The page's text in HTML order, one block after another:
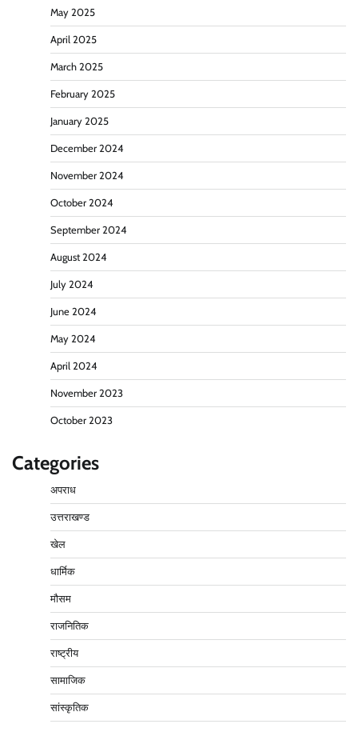
May 2025
April 2025
March 2025
February 2025
January 2025
December 2024
November 2024
October 2024
September 2024
August 2024
July 2024
June 2024
May 2024
April 2024
November 2023
October 2023
Categories
अपराध
उत्तराखण्ड
खेल
धार्मिक
मौसम
राजनितिक
राष्ट्रीय
सामाजिक
सांस्कृतिक